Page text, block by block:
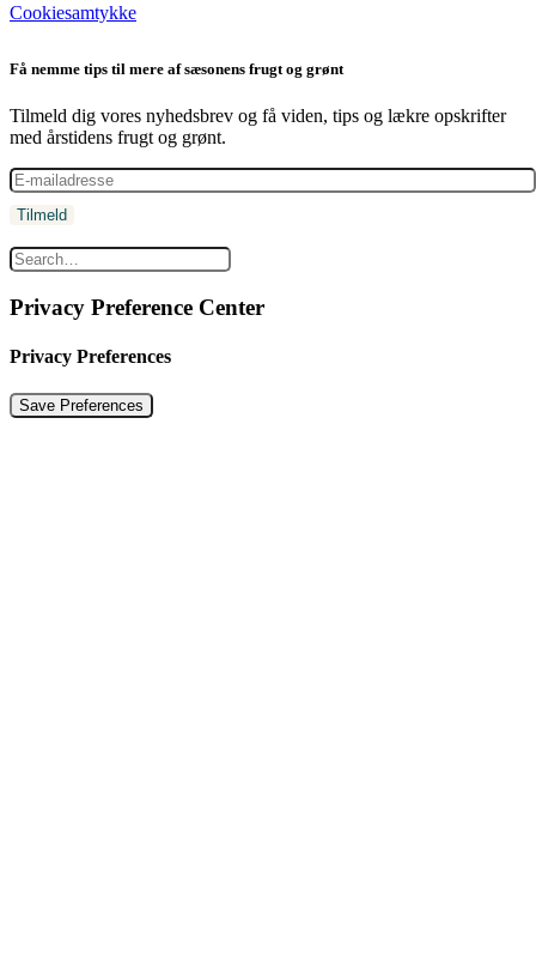
Cookiesamtykke
Få nemme tips til mere af sæsonens frugt og grønt
Tilmeld dig vores nyhedsbrev og få viden, tips og lækre opskrifter
med årstidens frugt og grønt.
Privacy Preference Center
Privacy Preferences